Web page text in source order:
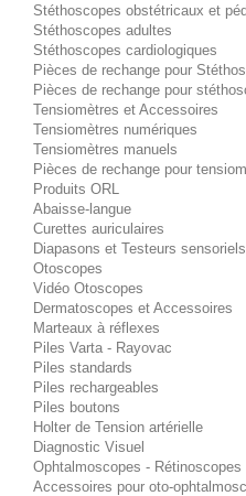
Stéthoscopes obstétricaux et
Stéthoscopes adultes
Stéthoscopes cardiologiques
Pièces de rechange pour
Pièces de rechange pour
Tensiomètres et Accessoires
Tensiomètres numériques
Tensiomètres manuels
Pièces de rechange pour
Produits ORL
Abaisse-langue
Curettes auriculaires
Diapasons et Testeurs sensoriels
Otoscopes
Vidéo Otoscopes
Dermatoscopes et Accessoires
Marteaux à réflexes
Piles Varta - Rayovac
Piles standards
Piles rechargeables
Piles boutons
Holter de Tension artérielle
Diagnostic Visuel
Ophtalmoscopes - Rétinoscopes
Accessoires pour oto-